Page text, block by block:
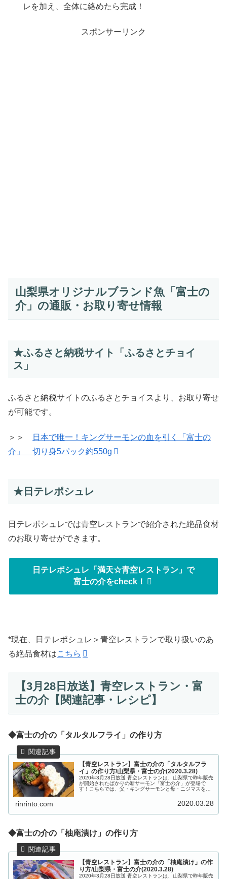
レを加え、全体に絡めたら完成！
スポンサーリンク
山梨県オリジナルブランド魚「富士の
介」の通販・お取り寄せ情報
★ふるさと納税サイト「ふるさとチョイ
ス」
ふるさと納税サイトのふるさとチョイスより、お取り寄せ
が可能です。
＞＞
日本で唯一！キングサーモンの血を引く「富士の
介」 切り身5パック約550g
★日テレポシュレ
日テレポシュレでは青空レストランで紹介された絶品食材
のお取り寄せができます。
日テレポシュレ「満天☆青空レストラン」で
富士の介をcheck！
*現在、日テレポシュレ＞青空レストランで取り扱いのあ
る絶品食材はこちら
【3月28日放送】青空レストラン・富
士の介【関連記事・レシピ】
◆富士の介の「タルタルフライ」の作り方
【青空レストラン】富士の介の「タルタルフラ
イ」の作り方/山梨県・富士の介(2020.3.28)
2020年3月28日放送 青空レストランは、山梨県で昨年販売
が開始されたばかりの新サーモン「富士の介」が登場で
す！こちらでは、父・キングサーモンと母・ニジマスをか
rinrinto.com 2020.03.28
◆富士の介の「柚庵漬け」の作り方
【青空レストラン】富士の介の「柚庵漬け」の作
り方/山梨県・富士の介(2020.3.28)
2020年3月28日放送 青空レストランは、山梨県で昨年販売